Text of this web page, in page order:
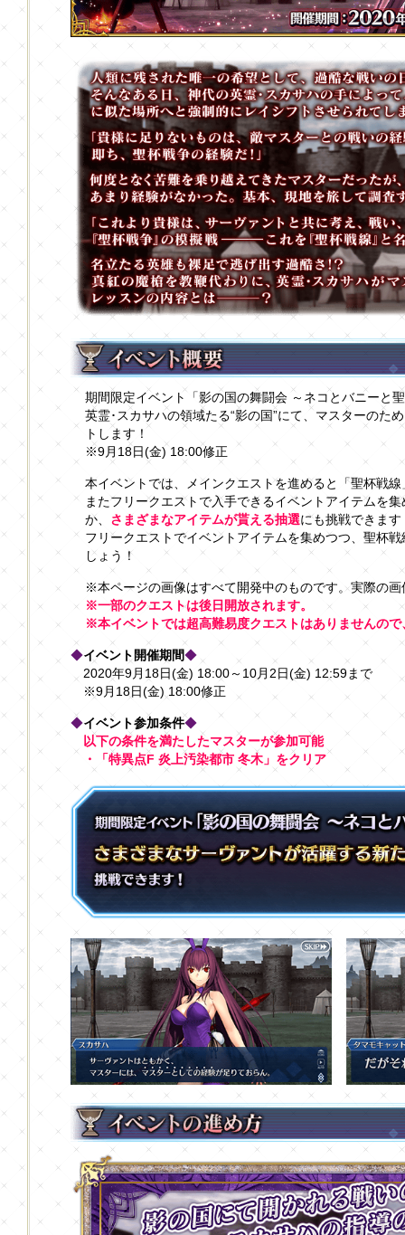
期間限定イベント「影の国の舞闘会 ～ネコとバニーと
英霊･スカサハの領域たる“影の国”にて、マスターのた
トします！
※9月18日(金) 18:00修正
本イベントでは、メインクエストを進めると「聖杯戦
またフリークエストで入手できるイベントアイテムを
か、 さまざまなアイテムが貰える抽選にも挑戦できます
フリークエストでイベントアイテムを集めつつ、聖杯
しょう！
※本ページの画像はすべて開発中のものです。実際の
※一部のクエストは後日開放されます。
※本イベントでは超高難易度クエストはありませんの
◆イベント開催期間◆
2020年9月18日(金) 18:00～10月2日(金) 12:59まで
※9月18日(金) 18:00修正
◆イベント参加条件◆
以下の条件を満たしたマスターが参加可能
・「特異点F 炎上汚染都市 冬木」をクリア